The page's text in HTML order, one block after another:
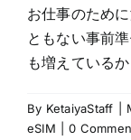
お仕事のため
ともない事前
も増えている
By KetaiyaStaff
eSIM
0